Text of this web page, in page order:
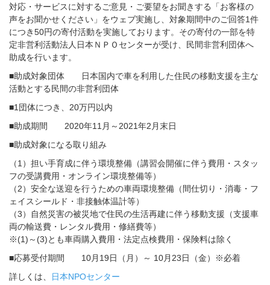
対応・サービスに対するご意見・ご要望をお聞きする「お客様の
声をお聞かせください」をウェブ実施し、対象期間中のご回答1件
につき50円の寄付活動を実施しております。その寄付の一部を特
定非営利活動法人日本ＮＰＯセンターが受け、民間非営利団体へ
助成を行います。
■助成対象団体 日本国内で車を利用した住民の移動支援を主な
活動とする民間の非営利団体
■1団体につき、20万円以内
■助成期間 2020年11月～2021年2月末日
■助成対象になる取り組み
（1）担い手育成に伴う環境整備（講習会開催に伴う費用・スタッ
フの受講費用・オンライン環境整備等）
（2）安全な送迎を行うための車両環境整備（間仕切り・消毒・フ
ェイスシールド・非接触体温計等）
（3）自然災害の被災地で住民の生活再建に伴う移動支援（支援車
両の輸送費・レンタル費用・修繕費等）
※(1)～(3)とも車両購入費用・法定点検費用・保険料は除く
■応募受付期間 10月19日（月）～ 10月23日（金）※必着
詳しくは、
日本NPOセンター